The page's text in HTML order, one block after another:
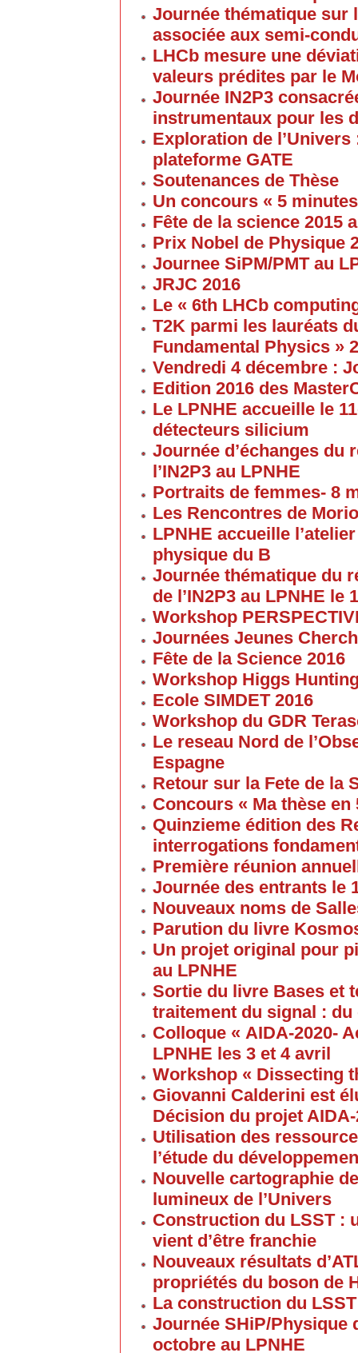
Journée thématique sur
associée aux semi-
LHCb mesure une
valeurs prédites par le
Journée IN2P3
instrumentaux pour les
Exploration de
plateforme GATE
Soutenances de Thèse
Un concours « 5
Fête de la science 2015
Prix Nobel de Physique
Journee SiPM/PMT au
JRJC 2016
Le « 6th LHCb
T2K parmi les lauréats
Fundamental Physics »
Vendredi 4 décembre :
Edition 2016 des
Le LPNHE accueille le
détecteurs silicium
Journée d’échanges du
l’IN2P3 au LPNHE
Portraits de femmes- 8
Les Rencontres de
LPNHE accueille
physique du B
Journée thématique du
de l’IN2P3 au LPNHE le
Workshop
Journées Jeunes
Fête de la Science 2016
Workshop Higgs
Ecole SIMDET 2016
Workshop du GDR
Le reseau Nord de
Espagne
Retour sur la Fete de la
Concours « Ma thèse
Quinzieme édition des
interrogations
Première réunion
Journée des entrants le
Nouveaux noms de
Parution du livre
Un projet original pour
au LPNHE
Sortie du livre Bases et
traitement du signal :
Colloque « AIDA-2020-
LPNHE les 3 et 4 avril
Workshop « Dissecting
Giovanni Calderini est
Décision du projet AIDA-
Utilisation des
l’étude du
Nouvelle cartographie
lumineux de l’Univers
Construction du LSST :
vient d’être franchie
Nouveaux résultats
propriétés du boson de
La construction du
Journée SHiP/Physique
octobre au LPNHE